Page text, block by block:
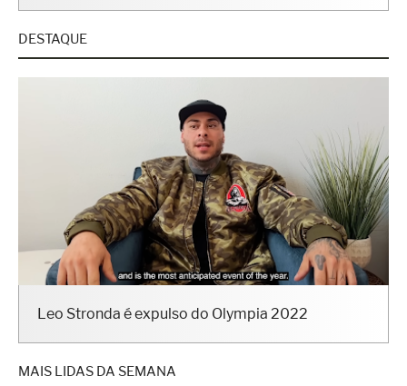
DESTAQUE
Leo Stronda é expulso do Olympia 2022
MAIS LIDAS DA SEMANA